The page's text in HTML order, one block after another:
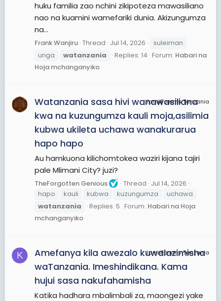
huku familia zao nchini zikipoteza mawasiliano
nao na kuamini wamefariki dunia. Akizungumza
na...
Frank Wanjiru Thread Jul 14, 2026
suleiman
unga
watanzania Replies: 14 Forum: Habari na
Hoja mchanganyiko
JamiiForums Tanzania
Watanzania sasa hivi wanawasiliana
kwa na kuzungumza kauli moja,asilimia
kubwa ukileta uchawa wanakurarua
hapo hapo
Au hamkuona kilichomtokea waziri kijana tajiri
pale Mlimani City? juzi?
TheForgotten Genious Thread Jul 14, 2026
hapo
kauli kubwa kuzungumza
uchawa
watanzania
Replies: 5 Forum: Habari na Hoja
mchanganyiko
K JamiiForums Tanzania
Amefanya kila awezalo kuwalazimisha
waTanzania. Imeshindikana. Kama
hujui sasa nakufahamisha
Katika hadhara mbalimbali za, maongezi yake